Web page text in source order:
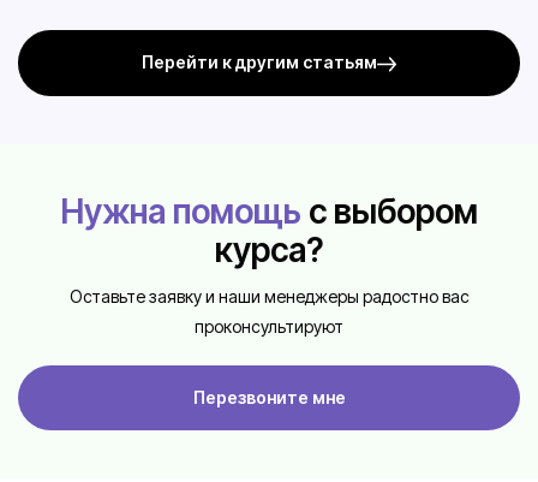
Перейти к другим статьям
Нужна помощь с выбором
курса?
Оставьте заявку и наши менеджеры радостно вас
проконсультируют
Перезвоните мне